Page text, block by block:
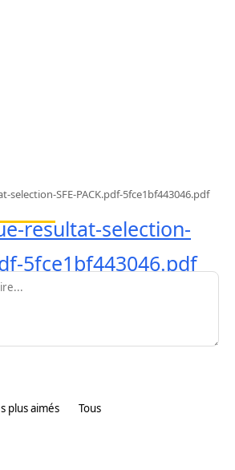
resultat-selection-
5fce1bf443046.pdf
selection-SFE-PACK.pdf-5fce1bf443046.pdf
plus aimés Tous